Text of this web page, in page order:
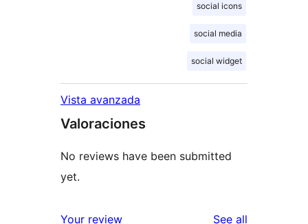
social icons
social media
social widget
Vista avanzada
Valoraciones
No reviews have been submitted
yet.
Your review See all